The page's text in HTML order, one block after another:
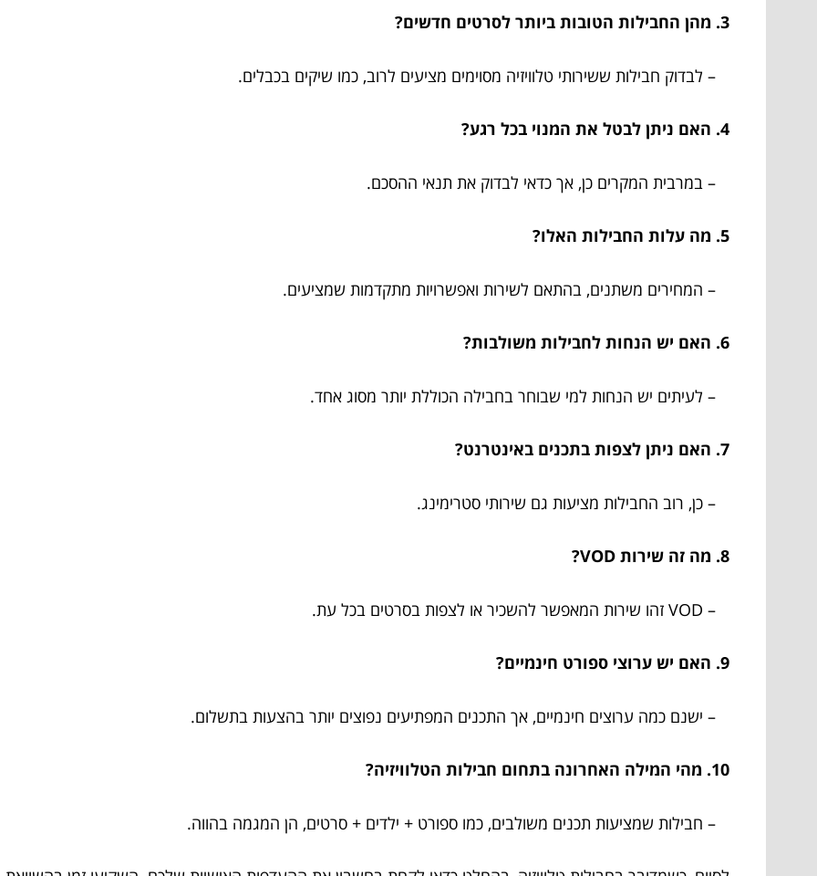
3. מהן החבילות הטובות ביותר לסרטים חדשים?
– לבדוק חבילות ששירותי טלוויזיה מסוימים מציעים לרוב, כמו שיקים בכבלים.
4. האם ניתן לבטל את המנוי בכל רגע?
– במרבית המקרים כן, אך כדאי לבדוק את תנאי ההסכם.
5. מה עלות החבילות האלו?
– המחירים משתנים, בהתאם לשירות ואפשרויות מתקדמות שמציעים.
6. האם יש הנחות לחבילות משולבות?
– לעיתים יש הנחות למי שבוחר בחבילה הכוללת יותר מסוג אחד.
7. האם ניתן לצפות בתכנים באינטרנט?
– כן, רוב החבילות מציעות גם שירותי סטרימינג.
8. מה זה שירות VOD?
– VOD זהו שירות המאפשר להשכיר או לצפות בסרטים בכל עת.
9. האם יש ערוצי ספורט חינמיים?
– ישנם כמה ערוצים חינמיים, אך התכנים המפתיעים נפוצים יותר בהצעות בתשלום.
10. מהי המילה האחרונה בתחום חבילות הטלוויזיה?
– חבילות שמציעות תכנים משולבים, כמו ספורט + ילדים + סרטים, הן המגמה בהווה.